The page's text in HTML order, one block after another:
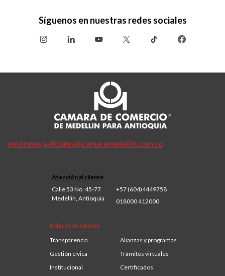
Síguenos en nuestras redes sociales
gestiones.judiciales@camaramedellin.com.co
Atención al cliente
Calle 53 No. 45-77
Medellín, Antioquia
+57 (604)4449758
018000 412000
Enlaces de interés
Transparencia
Alianzas y programas
Gestión cívica
Trámites virtuales
Institucional
Certificados